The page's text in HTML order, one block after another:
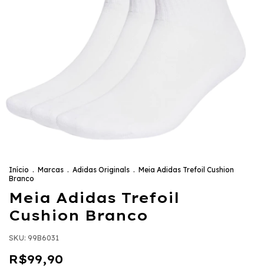
Início . Marcas . Adidas Originals . Meia Adidas Trefoil Cushion
Branco
Meia Adidas Trefoil
Cushion Branco
SKU: 99B6031
R$99,90